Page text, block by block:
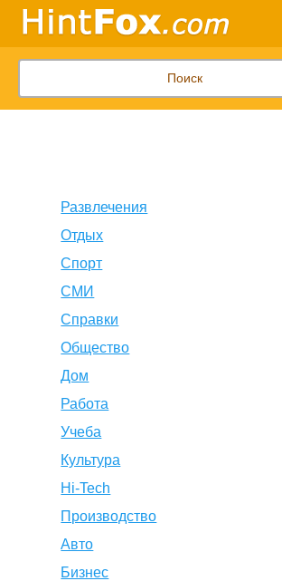
Развлечения
Отдых
Спорт
СМИ
Справки
Общество
Дом
Работа
Учеба
Культура
Hi-Tech
Производство
Авто
Бизнес